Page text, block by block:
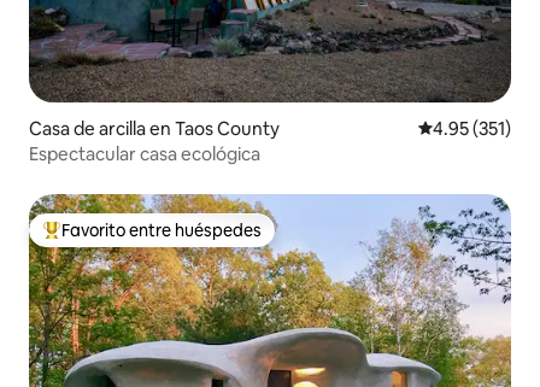
Casa de arcilla en Taos County Calificación
4.95 (351)
Espectacular casa ecológica
De los mejores en Favorito entre huéspedes
Favorito entre huéspedes